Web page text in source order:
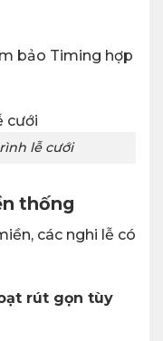
bảo Timing hợp
lễ cưới
thống
các nghi lễ có
rút gọn tùy